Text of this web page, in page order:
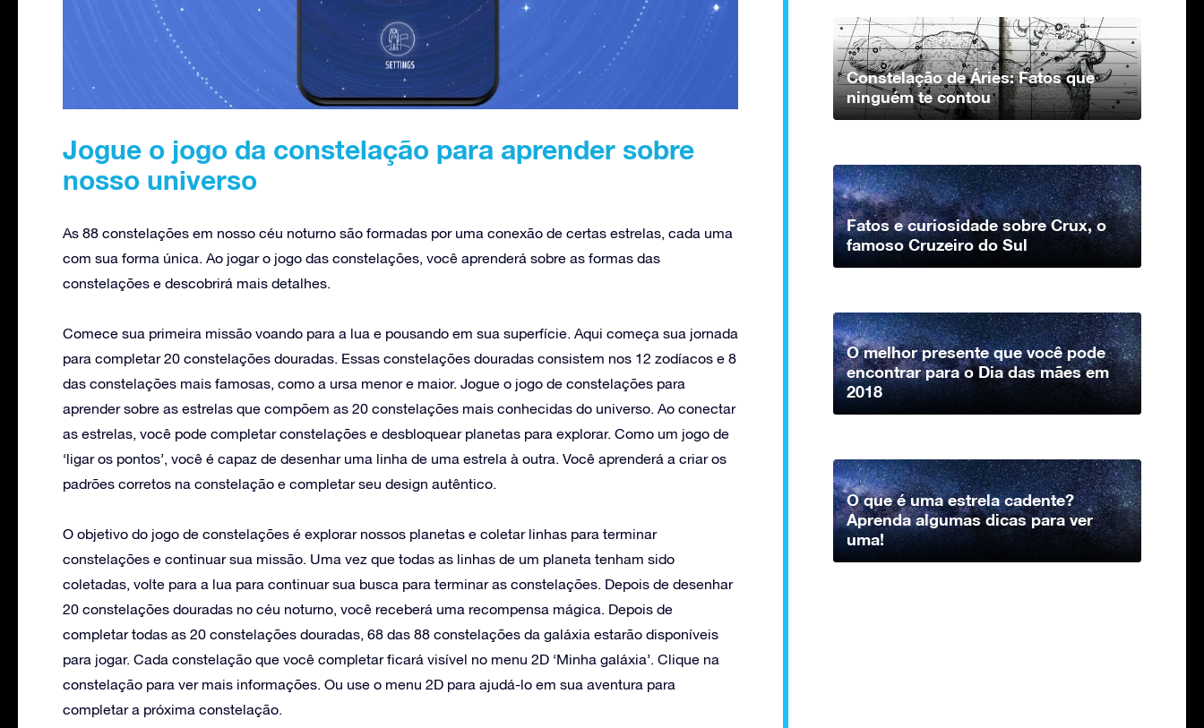
Jogue o jogo da constelação para aprender sobre
nosso universo
As 88 constelações em nosso céu noturno são formadas por uma conexão de certas estrelas, cada uma
com sua forma única. Ao jogar o jogo das constelações, você aprenderá sobre as formas das
constelações e descobrirá mais detalhes.
Comece sua primeira missão voando para a lua e pousando em sua superfície. Aqui começa sua jornada
para completar 20 constelações douradas. Essas constelações douradas consistem nos 12 zodíacos e 8
das constelações mais famosas, como a ursa menor e maior. Jogue o jogo de constelações para
aprender sobre as estrelas que compõem as 20 constelações mais conhecidas do universo. Ao conectar
as estrelas, você pode completar constelações e desbloquear planetas para explorar. Como um jogo de
‘ligar os pontos’, você é capaz de desenhar uma linha de uma estrela à outra. Você aprenderá a criar os
padrões corretos na constelação e completar seu design autêntico.
O objetivo do jogo de constelações é explorar nossos planetas e coletar linhas para terminar
constelações e continuar sua missão. Uma vez que todas as linhas de um planeta tenham sido
coletadas, volte para a lua para continuar sua busca para terminar as constelações. Depois de desenhar
20 constelações douradas no céu noturno, você receberá uma recompensa mágica. Depois de
completar todas as 20 constelações douradas, 68 das 88 constelações da galáxia estarão disponíveis
para jogar. Cada constelação que você completar ficará visível no menu 2D ‘Minha galáxia’. Clique na
constelação para ver mais informações. Ou use o menu 2D para ajudá-lo em sua aventura para
completar a próxima constelação.
Constelação de Áries: Fatos que
ninguém te contou
Fatos e curiosidade sobre Crux, o
famoso Cruzeiro do Sul
O melhor presente que você pode
encontrar para o Dia das mães em
2018
O que é uma estrela cadente?
Aprenda algumas dicas para ver
uma!